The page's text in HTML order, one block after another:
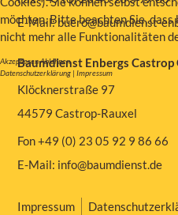
E-Mail:buero@baumdienst-
Baumdienst Enbergs Castrop
Klöcknerstraße 97
44579 Castrop-Rauxel
Fon +49 (0) 23 05 92 9 86 66
E-Mail: info@baumdienst.de
Impressum
möchten. Bitte beachten Sie,
nicht mehr alle Funktionalitäten
AkzeptierenAblehnen
Datenschutzerklärung | Impressum